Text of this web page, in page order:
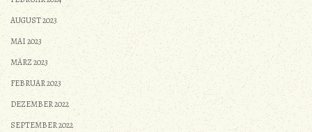
AUGUST 2023
MAI 2023
MÄRZ 2023
FEBRUAR 2023
DEZEMBER 2022
SEPTEMBER 2022